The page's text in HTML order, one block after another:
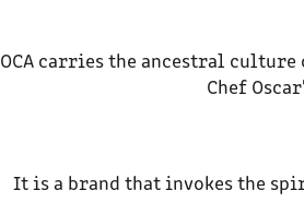
OCA carries the ancestral
Chef
It is a brand that invokes the